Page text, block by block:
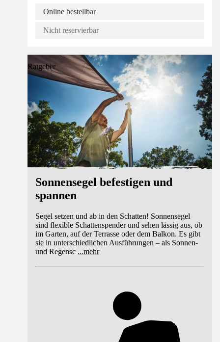
Online bestellbar
Nicht reservierbar
Ratgeber
Sonnensegel befestigen und
spannen
Segel setzen und ab in den Schatten! Sonnensegel
sind flexible Schattenspender und sehen lässig aus, ob
im Garten, auf der Terrasse oder dem Balkon. Es gibt
sie in unterschiedlichen Ausführungen – als Sonnen-
und Regensc ...mehr